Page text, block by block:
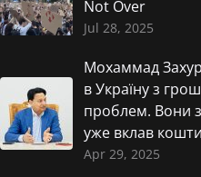
Not Over
Jul 28, 2025
Мохаммад
в Україну з
проблем. Вони
уже вклав
Apr 29, 2025